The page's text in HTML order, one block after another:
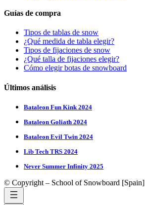
Guías de compra
Tipos de tablas de snow
¿Qué medida de tabla elegir?
Tipos de fijaciones de snow
¿Qué talla de fijaciones elegir?
Cómo elegir botas de snowboard
Últimos análisis
Bataleon Fun Kink 2024
Bataleon Goliath 2024
Bataleon Evil Twin 2024
Lib Tech TRS 2024
Never Summer Infinity 2025
© Copyright – School of Snowboard [Spain]